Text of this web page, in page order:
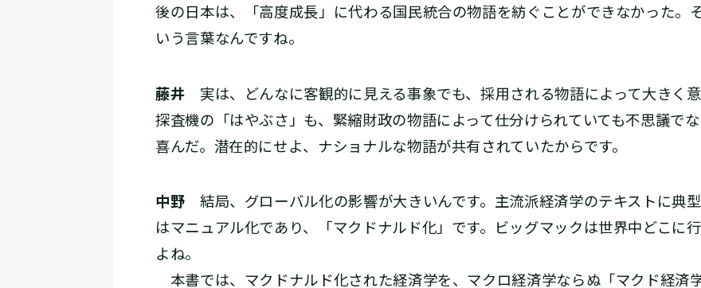
後の日本は、「高度成長」に代わる国民統合の物語を紡ぐことができなかった。
いう言葉なんですね。
藤井 実は、どんなに客観的に見える事象でも、採用される物語によって大きく
探査機の「はやぶさ」も、緊縮財政の物語によって仕分けられていても不思議で
喜んだ。潜在的にせよ、ナショナルな物語が共有されていたからです。
中野 結局、グローバル化の影響が大きいんです。主流派経済学のテキストに典
はマニュアル化であり、「マクドナルド化」です。ビッグマックは世界中どこに
よね。
本書では、マクドナルド化された経済学を、マクロ経済学ならぬ「マクド経済